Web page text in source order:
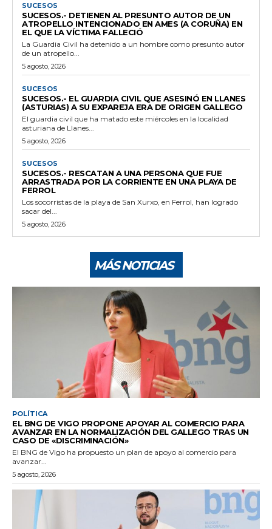
SUCESOS
SUCESOS.- DETIENEN AL PRESUNTO AUTOR DE UN
ATROPELLO INTENCIONADO EN AMES (A CORUÑA) EN
EL QUE LA VÍCTIMA FALLECIÓ
La Guardia Civil ha detenido a un hombre como presunto autor
de un atropello...
5 agosto, 2026
SUCESOS
SUCESOS.- EL GUARDIA CIVIL QUE ASESINÓ EN LLANES
(ASTURIAS) A SU EXPAREJA ERA DE ORIGEN GALLEGO
El guardia civil que ha matado este miércoles en la localidad
asturiana de Llanes...
5 agosto, 2026
SUCESOS
SUCESOS.- RESCATAN A UNA PERSONA QUE FUE
ARRASTRADA POR LA CORRIENTE EN UNA PLAYA DE
FERROL
Los socorristas de la playa de San Xurxo, en Ferrol, han logrado
sacar del...
5 agosto, 2026
MÁS NOTICIAS
POLÍTICA
EL BNG DE VIGO PROPONE APOYAR AL COMERCIO PARA
AVANZAR EN LA NORMALIZACIÓN DEL GALLEGO TRAS UN
CASO DE «DISCRIMINACIÓN»
El BNG de Vigo ha propuesto un plan de apoyo al comercio para
avanzar...
5 agosto, 2026